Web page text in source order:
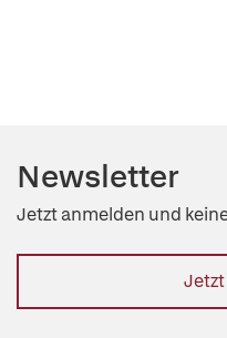
Newsletter
Jetzt anmelden und